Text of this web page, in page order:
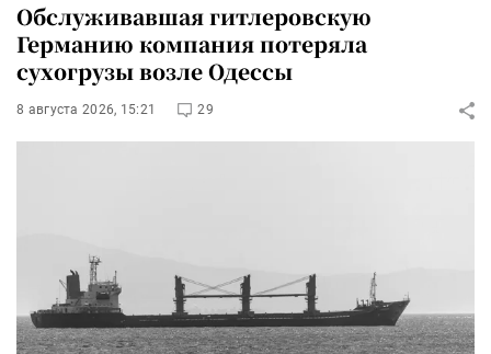
Обслуживавшая гитлеровскую
Германию компания потеряла
сухогрузы возле Одессы
8 августа 2026, 15:21 29